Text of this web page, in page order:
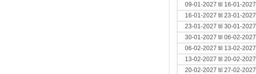
09-01-2027 til 16-01-2027
16-01-2027 til 23-01-2027
23-01-2027 til 30-01-2027
30-01-2027 til 06-02-2027
06-02-2027 til 13-02-2027
13-02-2027 til 20-02-2027
20-02-2027 til 27-02-2027